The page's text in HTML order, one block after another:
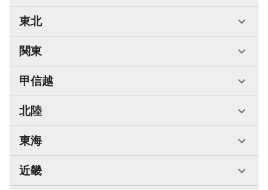
東北
関東
甲信越
北陸
東海
近畿